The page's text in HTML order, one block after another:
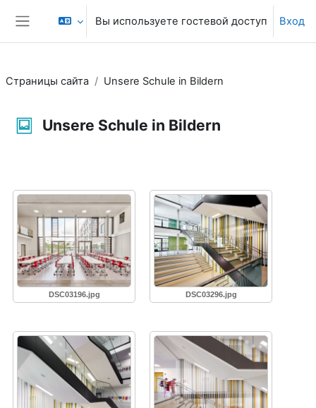
Перейти к основному содержанию
Боковая панель
Вы используете гостевой доступ Вход
Страницы сайта Unsere Schule in Bildern
Unsere Schule in Bildern
DSC03196.jpg DSC03296.jpg